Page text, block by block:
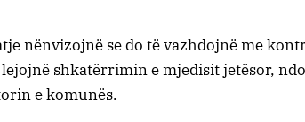
nënvizojnë se do të vazhdojnë me
lejojnë shkatërrimin e mjedisit jetësor,
e komunës.